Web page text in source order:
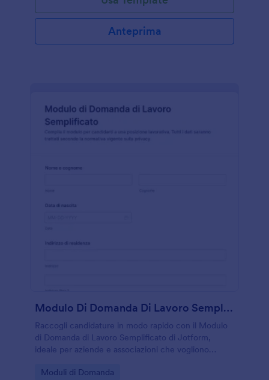
Anteprima
Modulo Di Domanda Di Lavoro Semplificato
Raccogli candidature in modo rapido con il Modulo
di Domanda di Lavoro Semplificato di Jotform,
ideale per aziende e associazioni che vogliono
pochi passaggi.
Go to Category:
Moduli di Domanda